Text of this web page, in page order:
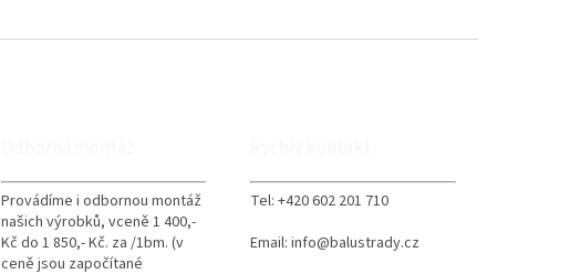
Provádíme i odbornou montáž
našich výrobků, vceně 1 400,-
Kč do 1 850,- Kč. za /1bm. (v
ceně jsou započítané
Tel: +420 602 201 710
Email: info@balustrady.cz